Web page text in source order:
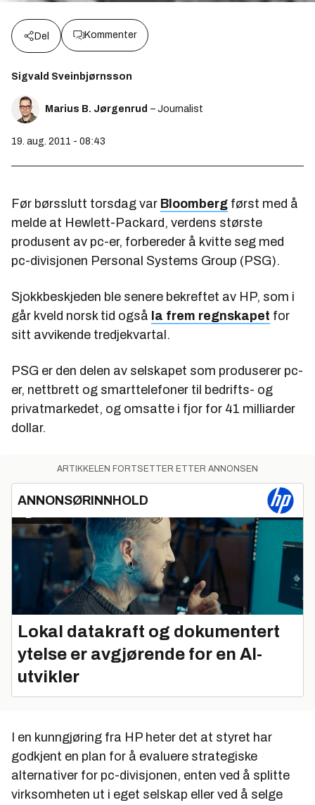
Del Kommenter
Sigvald Sveinbjørnsson
Marius B. Jørgenrud – Journalist
19. aug. 2011 - 08:43
Før børsslutt torsdag var Bloomberg først med å
melde at Hewlett-Packard, verdens største
produsent av pc-er, forbereder å kvitte seg med
pc-divisjonen Personal Systems Group (PSG).
Sjokkbeskjeden ble senere bekreftet av HP, som i
går kveld norsk tid også la frem regnskapet for
sitt avvikende tredjekvartal.
PSG er den delen av selskapet som produserer pc-
er, nettbrett og smarttelefoner til bedrifts- og
privatmarkedet, og omsatte i fjor for 41 milliarder
dollar.
ARTIKKELEN FORTSETTER ETTER ANNONSEN
ANNONSØRINNHOLD
Lokal datakraft og dokumentert
ytelse er avgjørende for en AI-
utvikler
I en kunngjøring fra HP heter det at styret har
godkjent en plan for å evaluere strategiske
alternativer for pc-divisjonen, enten ved å splitte
virksomheten ut i eget selskap eller ved å selge